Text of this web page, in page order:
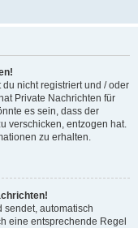
nicht registriert und / oder
Private Nachrichten für
es sein, dass der
verschicken, entzogen hat.
zu erhalten.
sendet, automatisch
eine entsprechende Regel